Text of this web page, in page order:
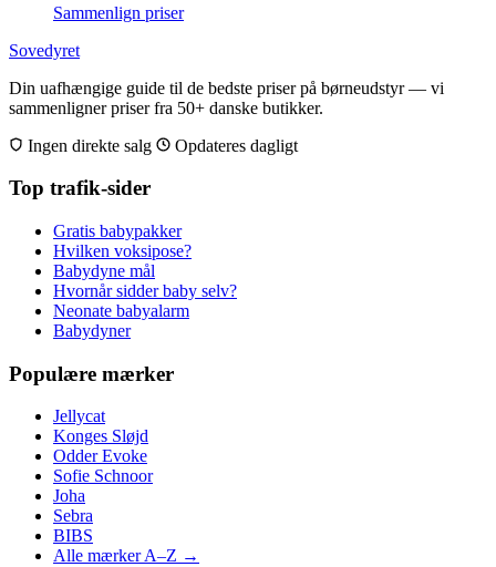
Sammenlign priser
Sovedyret
Din uafhængige guide til de bedste priser på børneudstyr — vi
sammenligner priser fra 50+ danske butikker.
Ingen direkte salg
Opdateres dagligt
Top trafik-sider
Gratis babypakker
Hvilken voksipose?
Babydyne mål
Hvornår sidder baby selv?
Neonate babyalarm
Babydyner
Populære mærker
Jellycat
Konges Sløjd
Odder Evoke
Sofie Schnoor
Joha
Sebra
BIBS
Alle mærker A–Z →